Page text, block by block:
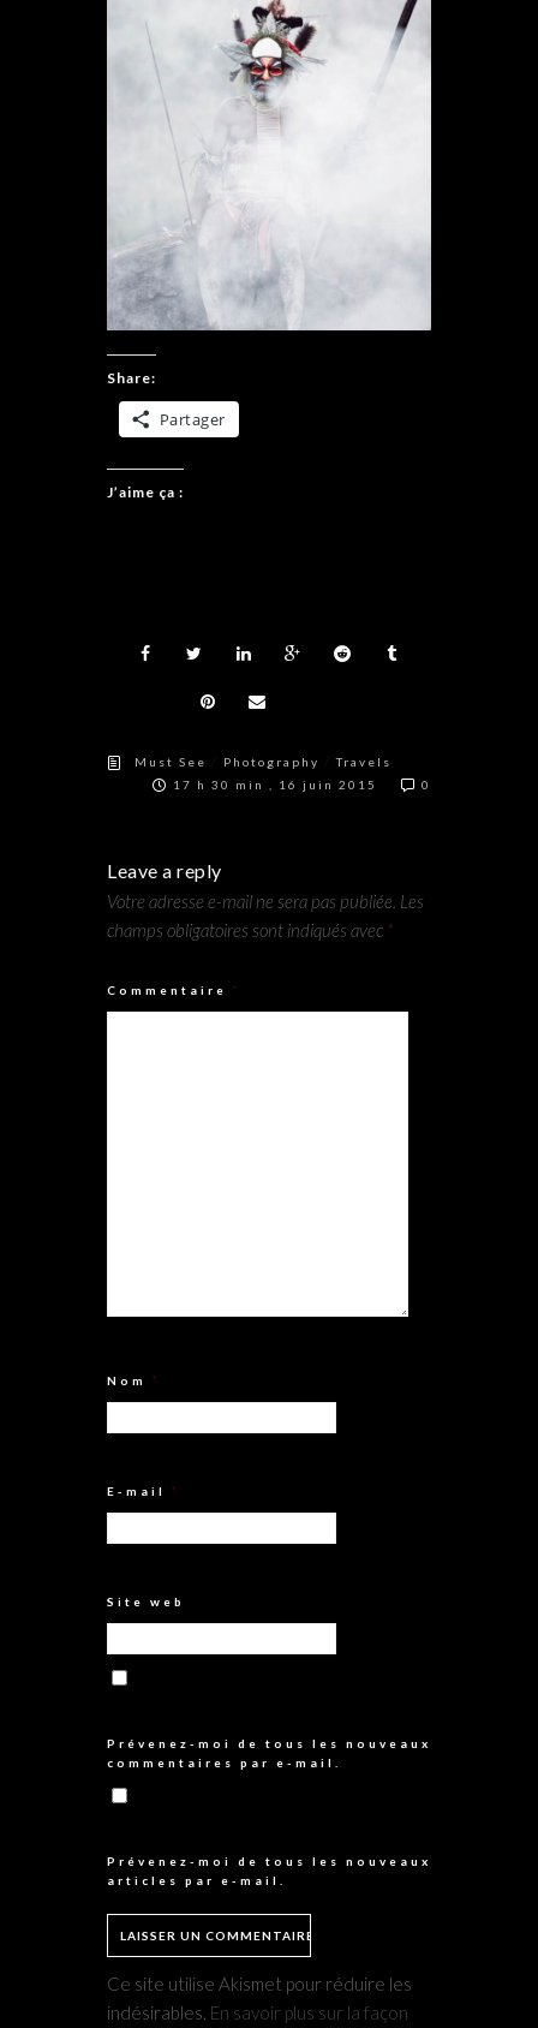
Share:
Partager
J’aime ça :
Must See Photography /Travels
17 h 30 min , 16 juin 2015
0
Leave a reply
Votre adresse e-mail ne sera pas publiée. Les
champs obligatoires sont indiqués avec *
Commentaire *
Nom *
E-mail *
Site web
Prévenez-moi de tous les nouveaux
commentaires par e-mail.
Prévenez-moi de tous les nouveaux
articles par e-mail.
Ce site utilise Akismet pour réduire les
indésirables. En savoir plus sur la façon